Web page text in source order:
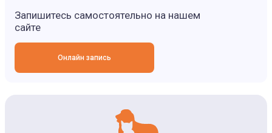
Запишитесь самостоятельно на нашем
сайте
Онлайн запись